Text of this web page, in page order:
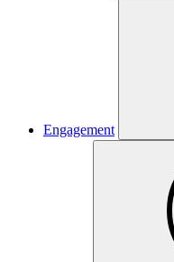
Engagement